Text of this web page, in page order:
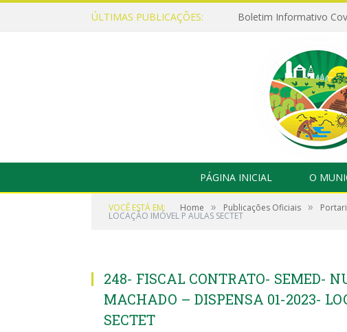
ÚLTIMAS PUBLICAÇÕES: Boletim Informativo
PÁGINA INICIAL O
VOCÊ ESTÁ EM: Home » Publicações Oficiais »
LOCAÇÃO IMÓVEL P AULAS SECTET
248- FISCAL CONTRATO- SEMED-
MACHADO – DISPENSA 01-2023-
SECTET